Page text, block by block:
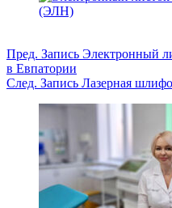
Пред. Запись Электронный
в Евпатории
След. Запись Лазерная